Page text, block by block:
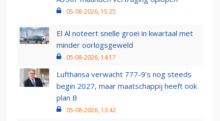
05-08-2026, 15:25
El Al noteert snelle groei in kwartaal met
minder oorlogsgeweld
05-08-2026, 14:17
Lufthansa verwacht 777-9’s nog steeds
begin 2027, maar maatschappij heeft ook
plan B
05-08-2026, 13:42